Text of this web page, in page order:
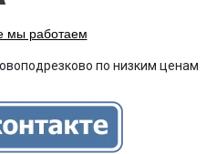
мы работаем
по низким ценам